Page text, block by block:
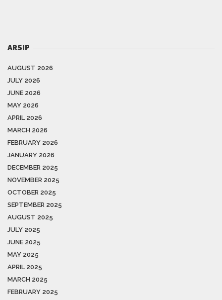
ARSIP
AUGUST 2026
JULY 2026
JUNE 2026
MAY 2026
APRIL 2026
MARCH 2026
FEBRUARY 2026
JANUARY 2026
DECEMBER 2025
NOVEMBER 2025
OCTOBER 2025
SEPTEMBER 2025
AUGUST 2025
JULY 2025
JUNE 2025
MAY 2025
APRIL 2025
MARCH 2025
FEBRUARY 2025